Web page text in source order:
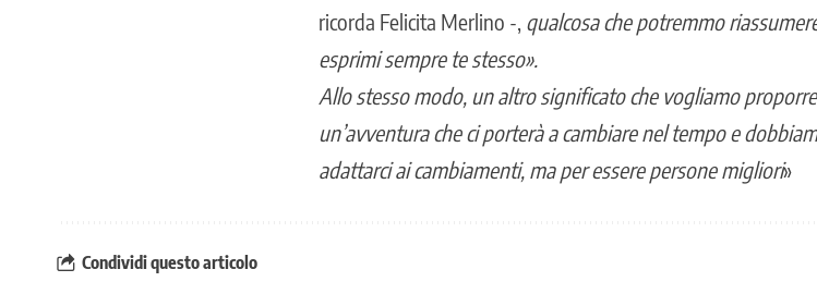
ricorda Felicita Merlino -, qualcosa che potremmo
esprimi sempre te stesso».
Allo stesso modo, un altro significato che vogliamo
un’avventura che ci porterà a cambiare nel tempo e
adattarci ai cambiamenti, ma per essere persone migliori»
Condividi questo articolo